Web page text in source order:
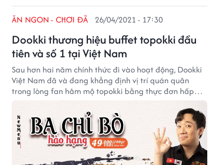
Dookki thương hiệu buffet topokki đầu
tiên và số 1 tại Việt Nam
ĂN NGON - CHƠI ĐÃ 26/04/2021 - 17:30
Sau hơn hai năm chính thức đi vào hoạt động, Dookki
Việt Nam đã và đang khẳng định vị trí quán quân
trong lòng fan hâm mộ topokki bằng thực đơn hấp
dẫn và gói buffet no nê với giá chỉ 139.000đ.